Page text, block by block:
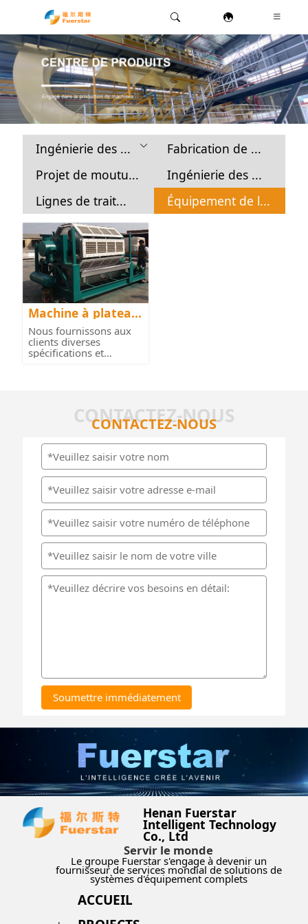
Ingénierie des ...
Fabrication de ...
Projet de moutu...
Ingénierie des ...
Lignes de trait...
Équipement de l...
Machine à plateau
x d'œufs
Nous fournissons aux
clients diverses
spécifications et
CONTACTEZ-NOUS
CONTACTEZ-NOUS
Soumettre immédiatement
Henan Fuerstar
Intelligent Technology
Co., Ltd
Servir le monde
Le groupe Fuerstar s'engage à devenir un
fournisseur de services mondial de solutions de
systèmes d'équipement complets
ACCUEIL